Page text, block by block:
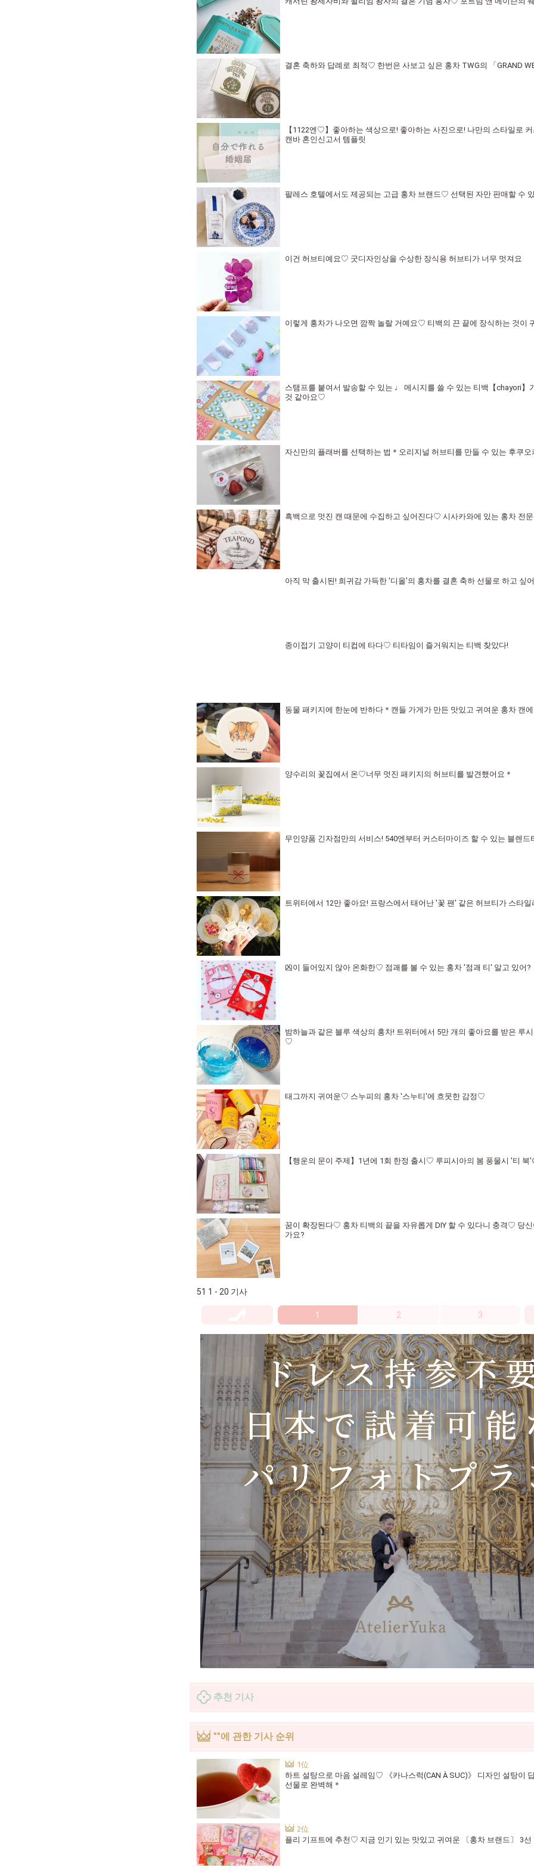
결혼 축하와 답례로 최적♡ 한번은 사보고 싶은 홍차 TWG의 「GRAND
【1122엔♡】좋아하는 색상으로! 좋아하는 사진으로! 나만의 스타일로
캔바 혼인신고서 템플릿
팔레스 호텔에서도 제공되는 고급 홍차 브랜드♡ 선택된 자만 판매할 수
이건 허브티예요♡ 굿디자인상을 수상한 장식용 허브티가 너무 멋져요
이렇게 홍차가 나오면 깜짝 놀랄 거예요♡ 티백의 끈 끝에 장식하는 것이
스탬프를 붙여서 발송할 수 있는 ♩ 메시지를 쓸 수 있는 티백【chayori】
것 같아요♡
자신만의 플래버를 선택하는 법＊오리지널 허브티를 만들 수 있는 후쿠오
흑백으로 멋진 캔 때문에 수집하고 싶어진다♡ 시사카와에 있는 홍차 전문
아직 막 출시된! 희귀감 가득한 '디올'의 홍차를 결혼 축하 선물로 하고 싶
종이접기 고양이 티컵에 타다♡ 티타임이 즐거워지는 티백 찾았다!
동물 패키지에 한눈에 반하다＊캔들 가게가 만든 맛있고 귀여운 홍차 캔
양수리의 꽃집에서 온♡너무 멋진 패키지의 허브티를 발견했어요＊
무인양품 긴자점만의 서비스! 540엔부터 커스터마이즈 할 수 있는 블렌
트위터에서 12만 좋아요! 프랑스에서 태어난 '꽃 팬' 같은 허브티가 스타
凶이 들어있지 않아 온화한♡ 점괘를 볼 수 있는 홍차 '점괘 티' 알고 있어?
밤하늘과 같은 블루 색상의 홍차! 트위터에서 5만 개의 좋아요를 받은 루
♡
태그까지 귀여운♡ 스누피의 홍차 '스누티'에 흐뭇한 감정♡
【행운의 문이 주제】1년에 1회 한정 출시♡ 루피시아의 봄 풍물시 '티 북'
꿈이 확장된다♡ 홍차 티백의 끝을 자유롭게 DIY 할 수 있다니 충격♡ 당신
가요?
51 1 - 20 기사
1 2 3
추천 기사
""에 관한 기사 순위
하트 설탕으로 마음 설레임♡ 《카나스럭(CAN À SUC)》 디자인 설탕이
선물로 완벽해＊
플리 기프트에 추천♡ 지금 인기 있는 맛있고 귀여운 〔홍차 브랜드〕 3선